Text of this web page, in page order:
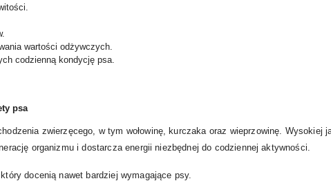
wartości odżywczych.
codzienną kondycję psa.
psa
zwierzęcego, w tym wołowinę, kurczaka oraz wieprzowinę. Wysokiej
organizmu i dostarcza energii niezbędnej do codziennej aktywności.
docenią nawet bardziej wymagające psy.